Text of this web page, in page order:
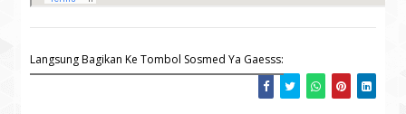
Langsung Bagikan Ke Tombol Sosmed Ya Gaesss: